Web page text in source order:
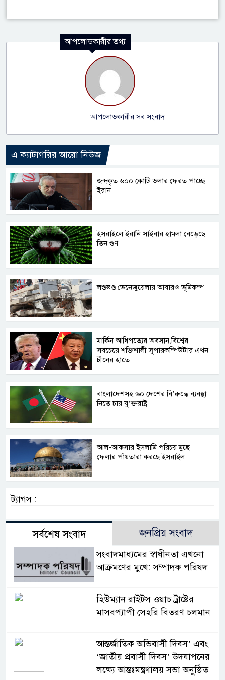
আপলোডকারীর তথ্য
আপলোডকারীর সব সংবাদ
এ ক্যাটাগরির আরো নিউজ
জব্দকৃত ৬০০ কোটি ডলার ফেরত পাচ্ছে
ইরান
ইসরাইলে ইরানি সাইবার হামলা বেড়েছে
তিন গুণ
লণ্ডভণ্ড ভেনেজুয়েলায় আবারও ভূমিকম্প
মার্কিন আধিপত্যের অবসান,বিশ্বের
সবচেয়ে শক্তিশালী সুপারকম্পিউটার এখন
চীনের হাতে
বাংলাদেশসহ ৬০ দেশের বি’রুদ্ধে ব্যবস্থা
নিতে চায় যু’ক্তরাষ্ট্র
আল-আকসার ইসলামি পরিচয় মুছে
ফেলার পাঁয়তারা করছে ইসরাইল
ট্যাগস :
সর্বশেষ সংবাদ জনপ্রিয় সংবাদ
সংবাদমাধ্যমের স্বাধীনতা এখনো
আক্রমণের মুখে: সম্পাদক পরিষদ
হিউম্যান রাইটস ওয়াচ ট্রাষ্টের
মাসবপ্যাপী সেহরি বিতরণ চলমান
আন্তর্জাতিক অভিবাসী দিবস’ এবং
‘জাতীয় প্রবাসী দিবস’ উদযাপনের
লক্ষ্যে আন্তঃমন্ত্রণালয় সভা অনুষ্ঠিত